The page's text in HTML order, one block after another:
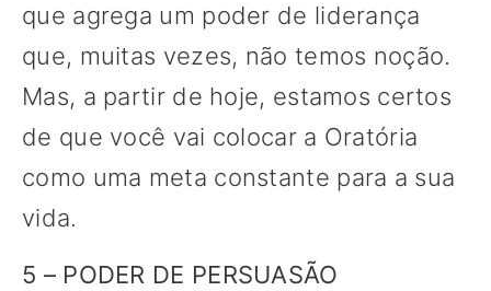
que agrega um poder de liderança
que, muitas vezes, não temos noção.
Mas, a partir de hoje, estamos certos
de que você vai colocar a Oratória
como uma meta constante para a sua
vida.
5 – PODER DE PERSUASÃO